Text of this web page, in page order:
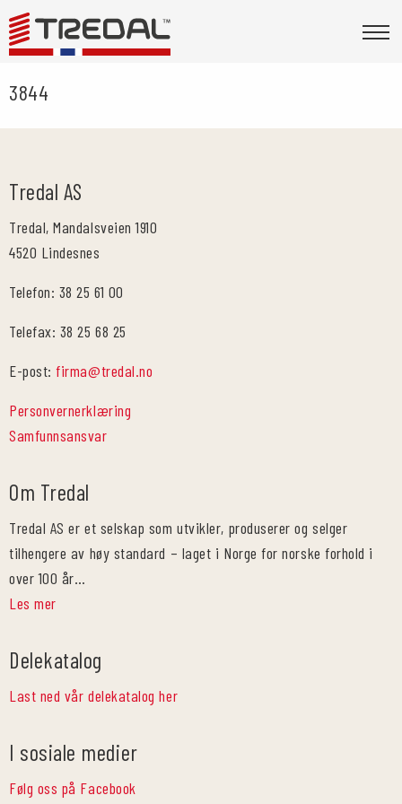
3844
Tredal AS
Tredal, Mandalsveien 1910
4520 Lindesnes
Telefon: 38 25 61 00
Telefax: 38 25 68 25
E-post:firma@tredal.no
Personvernerklæring
Samfunnsansvar
Om Tredal
Tredal AS er et selskap som utvikler, produserer og selger
tilhengere av høy standard – laget i Norge for norske forhold i
over 100 år…
Les mer
Delekatalog
Last ned vår delekatalog her
I sosiale medier
Følg oss på Facebook